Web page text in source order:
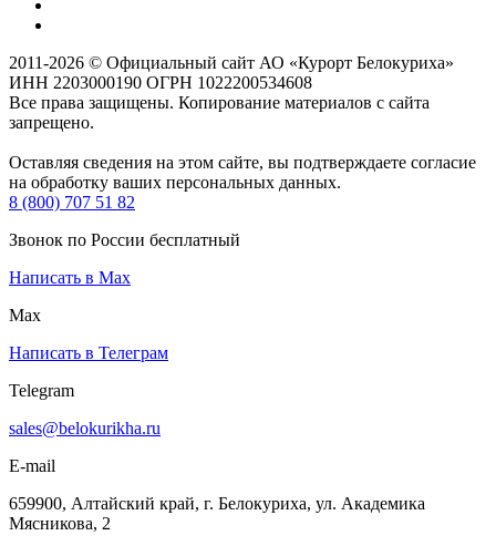
2011-2026 © Официальный сайт АО «Курорт Белокуриха»
ИНН 2203000190 ОГРН 1022200534608
Все права защищены. Копирование материалов с сайта
запрещено.
Оставляя сведения на этом сайте, вы подтверждаете согласие
на обработку ваших персональных данных.
8 (800) 707 51 82
Звонок по России бесплатный
Написать в Max
Max
Написать в Телеграм
Telegram
sales@belokurikha.ru
E-mail
659900, Алтайский край, г. Белокуриха, ул. Академика
Мясникова, 2